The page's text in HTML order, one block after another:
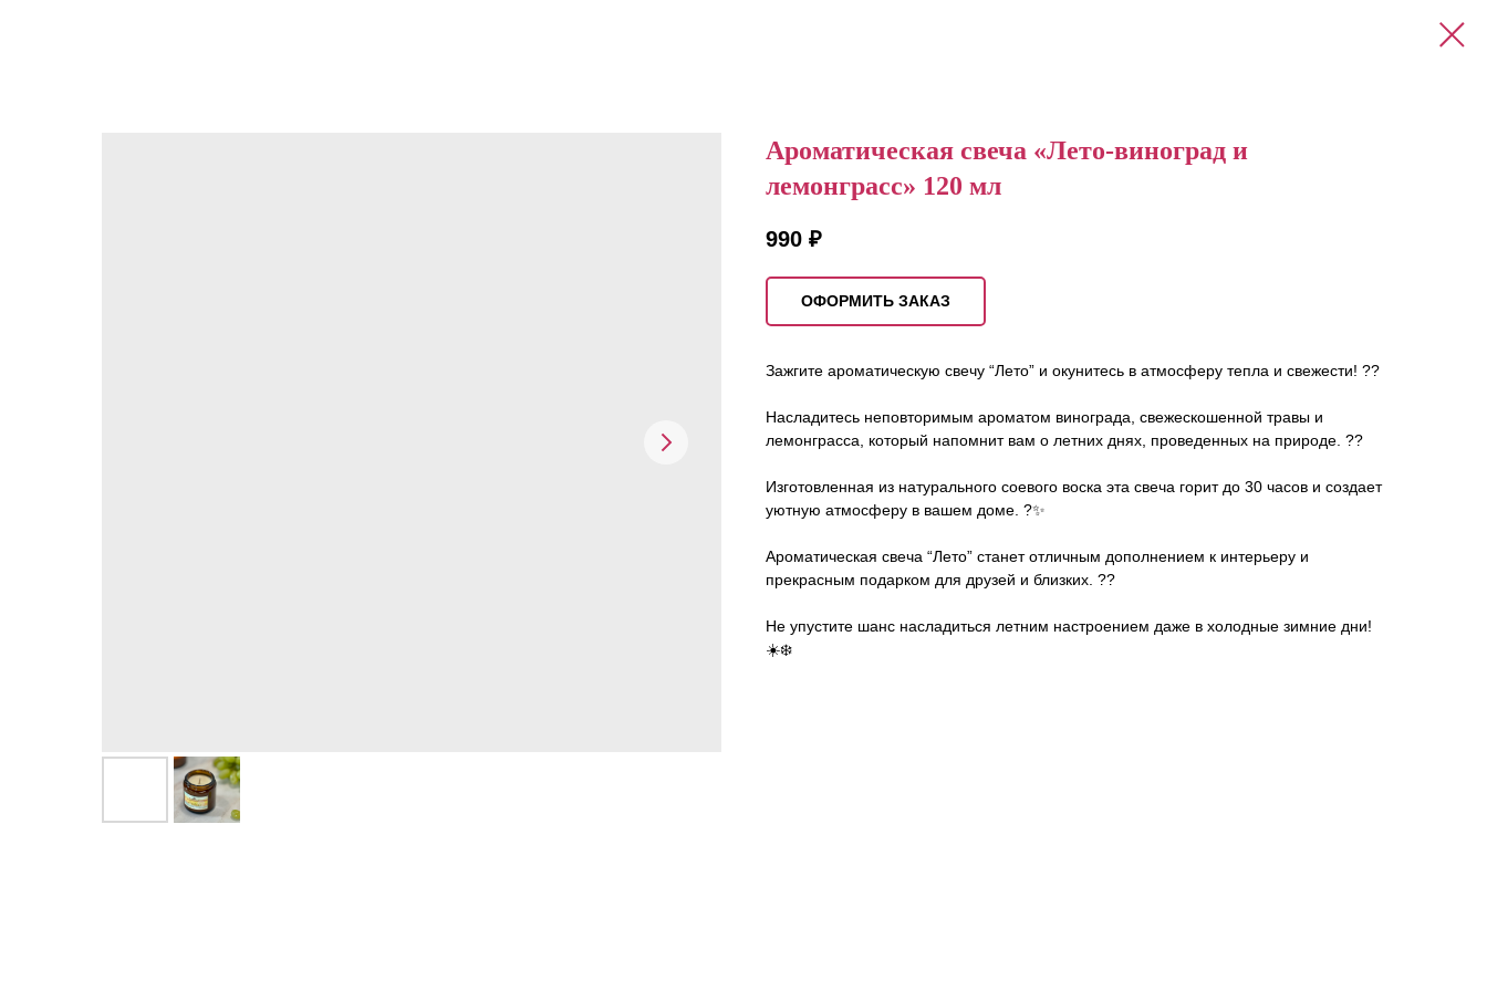
Ароматическая свеча «Лето-виноград и
лемонграсс» 120 мл
990 ₽
ОФОРМИТЬ ЗАКАЗ
Зажгите ароматическую свечу “Лето” и окунитесь в атмосферу тепла и свежести! ?️?
Насладитесь неповторимым ароматом винограда, свежескошенной травы и
лемонграсса, который напомнит вам о летних днях, проведенных на природе. ??
Изготовленная из натурального соевого воска эта свеча горит до 30 часов и создает
уютную атмосферу в вашем доме. ?️✨
Ароматическая свеча “Лето” станет отличным дополнением к интерьеру и
прекрасным подарком для друзей и близких. ??
Не упустите шанс насладиться летним настроением даже в холодные зимние дни!
☀️❄️